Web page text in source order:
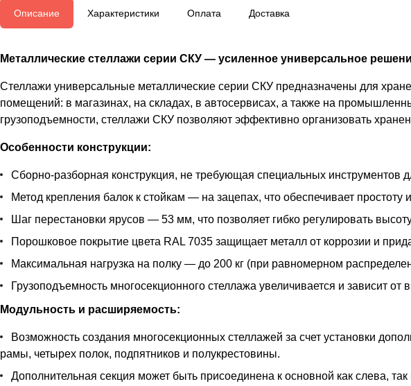
Описание Характеристики Оплата Доставка
Металлические стеллажи серии СКУ — усиленное универсальное
Стеллажи универсальные металлические серии СКУ предназначены для
помещений: в магазинах, на складах, в автосервисах, а также на
грузоподъемности, стеллажи СКУ позволяют эффективно организовать
Особенности конструкции:
Сборно-разборная конструкция, не требующая специальных инструментов
Метод крепления балок к стойкам — на зацепах, что обеспечивает простоту
Шаг перестановки ярусов — 53 мм, что позволяет гибко регулировать
Порошковое покрытие цвета RAL 7035 защищает металл от коррозии и
Максимальная нагрузка на полку — до 200 кг (при равномерном
Грузоподъемность многосекционного стеллажа увеличивается и зависит от
Модульность и расширяемость:
Возможность создания многосекционных стеллажей за счет установки
рамы, четырех полок, подпятников и полукрестовины.
Дополнительная секция может быть присоединена к основной как слева,